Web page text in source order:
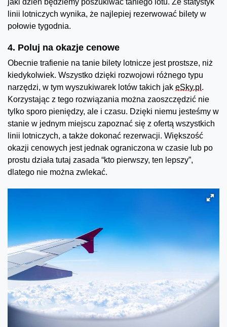
linii lotniczych wynika, że najlepiej rezerwować bilety w
połowie tygodnia.
4. Poluj na okazje cenowe
Obecnie trafienie na tanie bilety lotnicze jest prostsze, niż
kiedykolwiek. Wszystko dzięki rozwojowi różnego typu
narzędzi, w tym wyszukiwarek lotów takich jak eSky.pl .
Korzystając z tego rozwiązania można zaoszczędzić nie
tylko sporo pieniędzy, ale i czasu. Dzięki niemu jesteśmy w
stanie w jednym miejscu zapoznać się z ofertą wszystkich
linii lotniczych, a także dokonać rezerwacji. Większość
okazji cenowych jest jednak ograniczona w czasie lub po
prostu działa tutaj zasada “kto pierwszy, ten lepszy”,
dlatego nie można zwlekać.